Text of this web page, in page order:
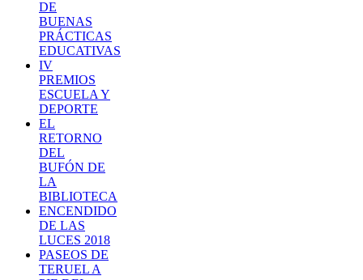
DE
BUENAS
PRÁCTICAS
EDUCATIVAS
IV
PREMIOS
ESCUELA Y
DEPORTE
EL
RETORNO
DEL
BUFÓN DE
LA
BIBLIOTECA
ENCENDIDO
DE LAS
LUCES 2018
PASEOS DE
TERUEL A